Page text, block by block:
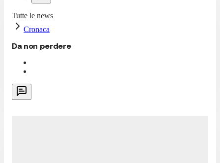
Tutte le news
Cronaca
Da non perdere